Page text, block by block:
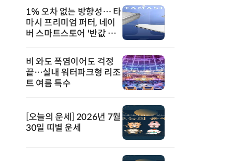
1% 오차 없는 방향성… 타
마시 프리미엄 퍼터, 네이
버 스마트스토어 '반값 할
비 와도 폭염이어도 걱정
끝…실내 워터파크형 리조
트 여름 특수
[오늘의 운세] 2026년 7월
30일 띠별 운세